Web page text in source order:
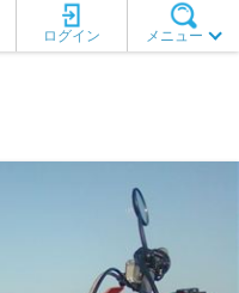
メニュー
ログイン